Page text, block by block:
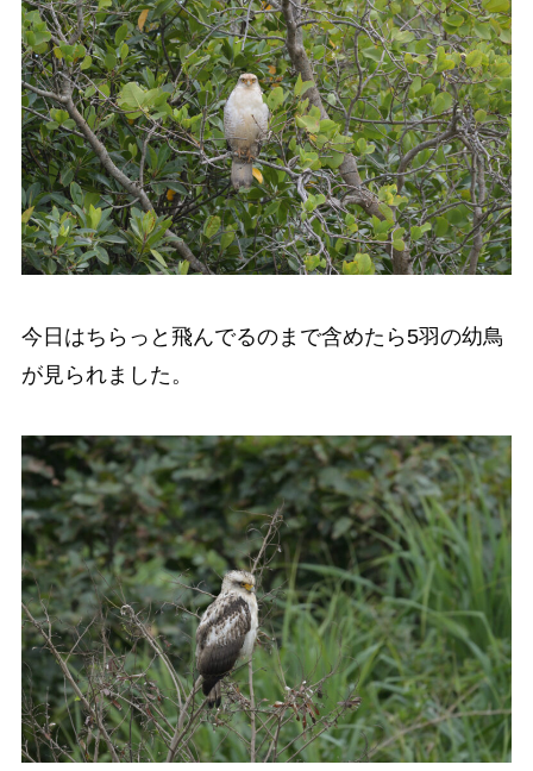
今日はちらっと飛んでるのまで含めたら5羽の幼鳥
が見られました。